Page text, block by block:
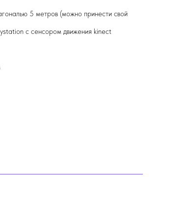
5 метров (можно принести свой
с сенсором движения kinect